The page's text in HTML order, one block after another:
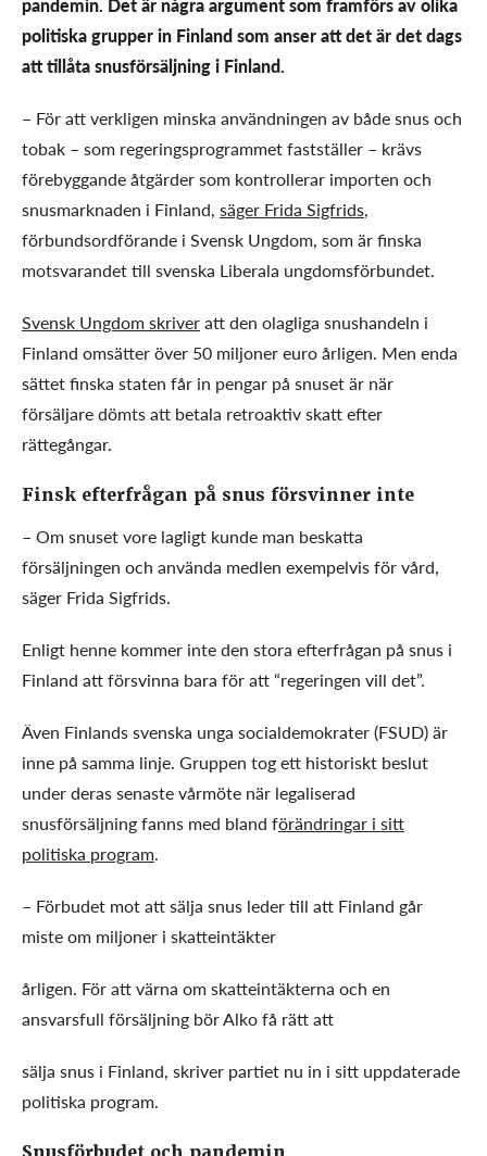
politiska grupper in Finland som anser att det är det dags
att tillåta snusförsäljning i Finland.
– För att verkligen minska användningen av både snus och
tobak – som regeringsprogrammet fastställer – krävs
förebyggande åtgärder som kontrollerar importen och
snusmarknaden i Finland, säger Frida Sigfrids,
förbundsordförande i Svensk Ungdom, som är finska
motsvarandet till svenska Liberala ungdomsförbundet.
Svensk Ungdom skriveratt den olagliga snushandeln i
Finland omsätter över 50 miljoner euro årligen. Men enda
sättet finska staten får in pengar på snuset är när
försäljare dömts att betala retroaktiv skatt efter
rättegångar.
Finsk efterfrågan på snus försvinner inte
– Om snuset vore lagligt kunde man beskatta
försäljningen och använda medlen exempelvis för vård,
säger Frida Sigfrids.
Enligt henne kommer inte den stora efterfrågan på snus i
Finland att försvinna bara för att “regeringen vill det”.
Även Finlands svenska unga socialdemokrater (FSUD) är
inne på samma linje. Gruppen tog ett historiskt beslut
under deras senaste vårmöte när legaliserad
snusförsäljning fanns med bland förändringar i sitt
politiska program.
– Förbudet mot att sälja snus leder till att Finland går
miste om miljoner i skatteintäkter
årligen. För att värna om skatteintäkterna och en
ansvarsfull försäljning bör Alko få rätt att
sälja snus i Finland, skriver partiet nu in i sitt uppdaterade
politiska program.